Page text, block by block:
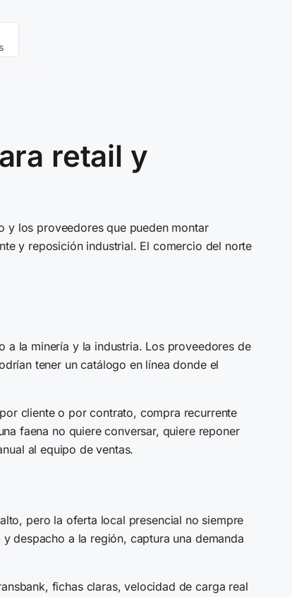
retail y
y los proveedores que pueden montar
y reposición industrial. El comercio del norte
a la minería y la industria. Los proveedores de
tener un catálogo en línea donde el
cliente o por contrato, compra recurrente
faena no quiere conversar, quiere reponer
al equipo de ventas.
pero la oferta local presencial no siempre
despacho a la región, captura una demanda
fichas claras, velocidad de carga real